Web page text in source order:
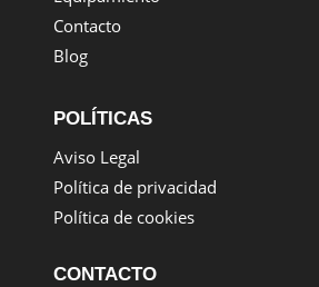
Contacto
Blog
POLÍTICAS
Aviso Legal
Política de privacidad
Política de cookies
CONTACTO